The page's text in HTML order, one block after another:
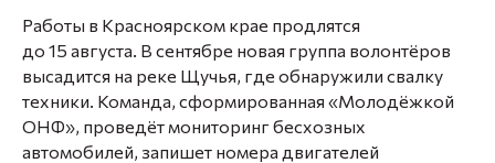
Работы в Красноярском крае продлятся
до 15 августа. В сентябре новая группа волонтёров
высадится на реке Щучья, где обнаружили свалку
техники. Команда, сформированная «Молодёжкой
ОНФ», проведёт мониторинг бесхозных
автомобилей, запишет номера двигателей